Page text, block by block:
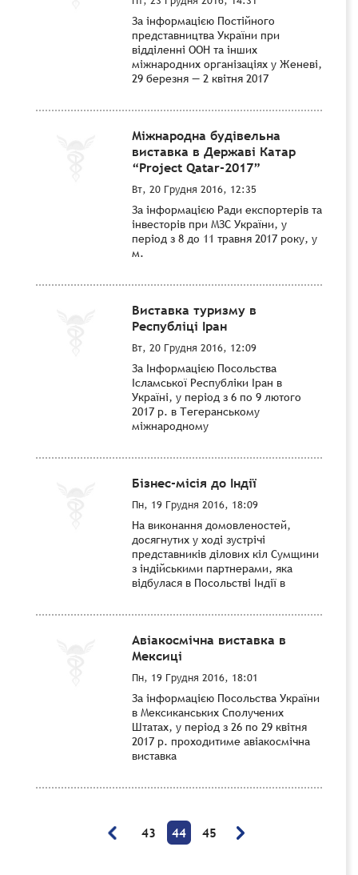
За інформацією Постійного
представництва України при
відділенні ООН та інших
міжнародних організаціях у Женеві,
29 березня — 2 квітня 2017
Міжнародна будівельна
виставка в Державі Катар
“Project Qatar-2017”
Вт, 20 Грудня 2016, 12:35
За інформацією Ради експортерів та
інвесторів при МЗС України, у
період з 8 до 11 травня 2017 року, у
м.
Виставка туризму в
Республіці Іран
Вт, 20 Грудня 2016, 12:09
За Інформацією Посольства
Ісламської Республіки Іран в
Україні, у період з 6 по 9 лютого
2017 р. в Тегеранському
міжнародному
Бізнес-місія до Індії
Пн, 19 Грудня 2016, 18:09
На виконання домовленостей,
досягнутих у ході зустрічі
представників ділових кіл Сумщини
з індійськими партнерами, яка
відбулася в Посольстві Індії в
Авіакосмічна виставка в
Мексиці
Пн, 19 Грудня 2016, 18:01
За інформацією Посольства України
в Мексиканських Сполучених
Штатах, у період з 26 по 29 квітня
2017 р. проходитиме авіакосмічна
виставка
43 44 45